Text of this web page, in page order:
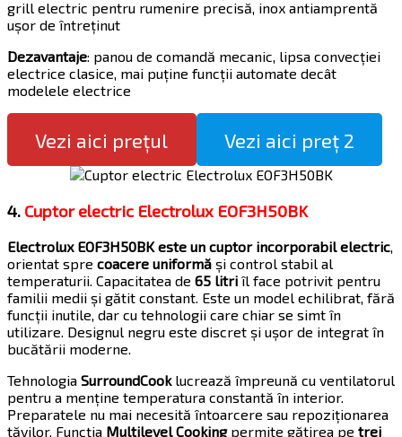
grill electric pentru rumenire precisă, inox antiamprentă
ușor de întreținut
Dezavantaje: panou de comandă mecanic, lipsa convecției
electrice clasice, mai puține funcții automate decât
modelele electrice
Vezi aici prețul Vezi aici preț 2
4. Cuptor electric Electrolux EOF3H50BK
Electrolux EOF3H50BK este un cuptor incorporabil electric
orientat spre coacere uniformă și control stabil al
temperaturii. Capacitatea de 65 litri îl face potrivit pentru
familii medii și gătit constant. Este un model echilibrat, fără
funcții inutile, dar cu tehnologii care chiar se simt în
utilizare. Designul negru este discret și ușor de integrat în
bucătării moderne.
Tehnologia SurroundCooklucrează împreună cu ventilatorul
pentru a menține temperatura constantă în interior.
Preparatele nu mai necesită întoarcere sau repoziționarea
tăvilor. Funcția Multilevel Cookingpermite gătirea pe trei